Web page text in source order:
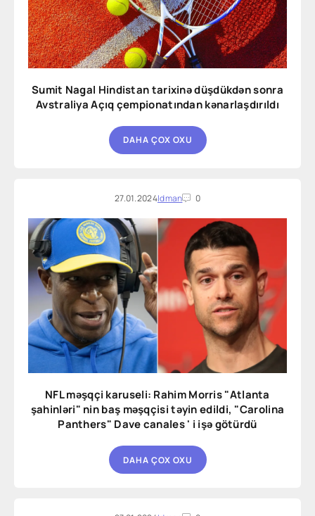
Sumit Nagal Hindistan tarixinə düşdükdən sonra
Avstraliya Açıq çempionatından kənarlaşdırıldı
DAHA ÇOX OXU
27.01.2024Idman 0
NFL məşqçi karuseli: Rahim Morris "Atlanta
şahinləri" nin baş məşqçisi təyin edildi, "Carolina
Panthers" Dave canales ' i işə götürdü
DAHA ÇOX OXU